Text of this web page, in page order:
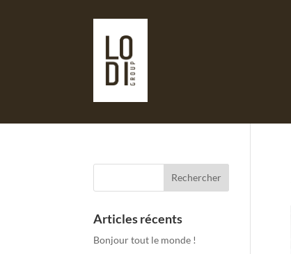
Articles récents
Bonjour tout le monde !